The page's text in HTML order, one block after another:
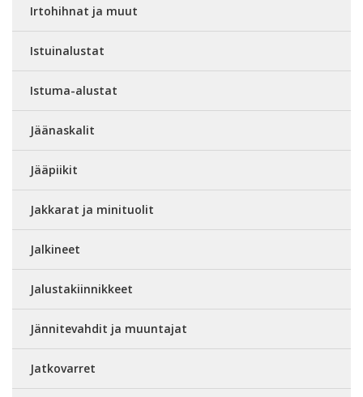
Irtohihnat ja muut
Istuinalustat
Istuma-alustat
Jäänaskalit
Jääpiikit
Jakkarat ja minituolit
Jalkineet
Jalustakiinnikkeet
Jännitevahdit ja muuntajat
Jatkovarret